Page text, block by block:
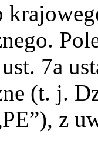
7a
(t. j.
z